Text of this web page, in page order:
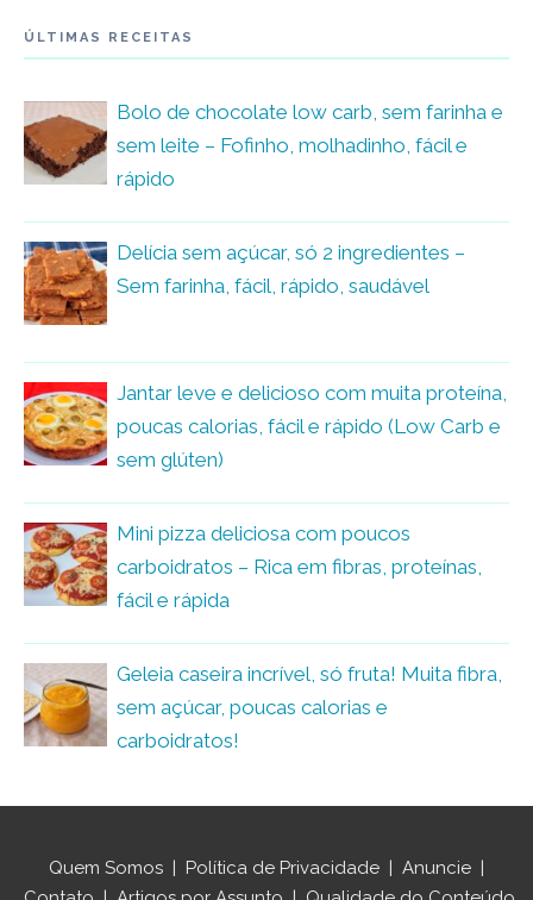
ÚLTIMAS RECEITAS
Bolo de chocolate low carb, sem farinha e
sem leite – Fofinho, molhadinho, fácil e
rápido
Delícia sem açúcar, só 2 ingredientes –
Sem farinha, fácil, rápido, saudável
Jantar leve e delicioso com muita proteína,
poucas calorias, fácil e rápido (Low Carb e
sem glúten)
Mini pizza deliciosa com poucos
carboidratos – Rica em fibras, proteínas,
fácil e rápida
Geleia caseira incrível, só fruta! Muita fibra,
sem açúcar, poucas calorias e
carboidratos!
Quem Somos Política de Privacidade Anuncie